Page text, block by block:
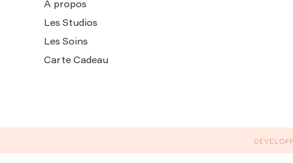
À propos
Les Studios
Les Soins
Carte Cadeau